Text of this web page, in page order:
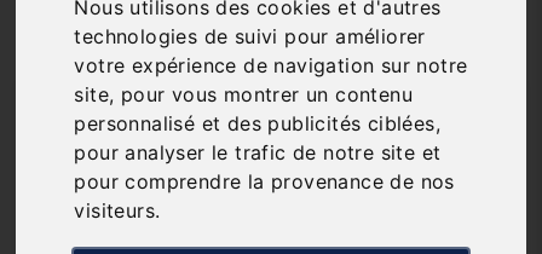
Nous utilisons des cookies et d'autres
technologies de suivi pour améliorer
votre expérience de navigation sur notre
site, pour vous montrer un contenu
personnalisé et des publicités ciblées,
pour analyser le trafic de notre site et
pour comprendre la provenance de nos
visiteurs.
Véhicule vendu
CITROËN C1
1.0I CONFORT
Réf. 250205